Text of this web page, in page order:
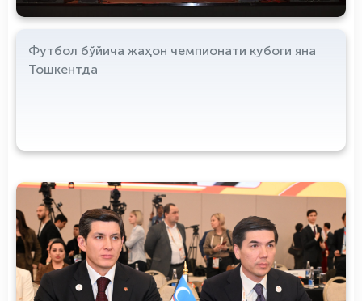
Футбол бўйича жаҳон чемпионати кубоги яна
Тошкентда